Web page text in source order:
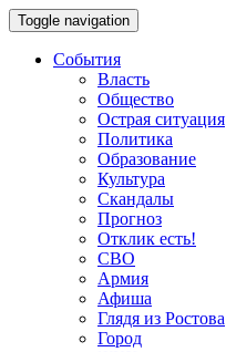
Toggle navigation
События
Власть
Общество
Острая ситуация
Политика
Образование
Культура
Скандалы
Прогноз
Отклик есть!
СВО
Армия
Афиша
Глядя из Ростова
Город